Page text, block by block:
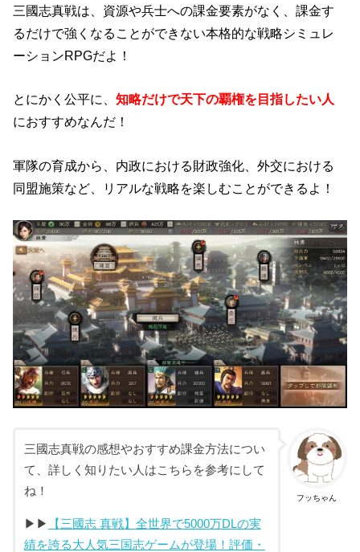
三國志真戦は、資源や兵士への課金要素がなく、課金す
るだけで強くなることができない本格的な戦略シミュレ
ーションRPGだよ！
とにかく公平に、知略だけで天下の覇権を目指したい人
におすすめなんだ！
軍隊の育成から、内政における財政強化、外交における
同盟施策など、リアルな戦略を楽しむことができるよ！
フッちゃん
三國志真戦の感想やおすすめ課金方法につい
て、詳しく知りたい人はこちらを参考にして
ね！
▶︎▶︎ 【三國志 真戦】全世界で5000万DLの実
績を誇る大人気三国志ゲームが登場！評価・